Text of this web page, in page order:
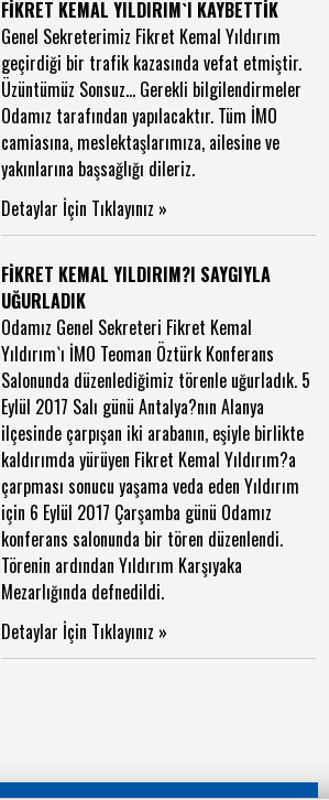
FİKRET KEMAL YILDIRIM`I KAYBETTİK
Genel Sekreterimiz Fikret Kemal Yıldırım
geçirdiği bir trafik kazasında vefat etmiştir.
Üzüntümüz Sonsuz... Gerekli bilgilendirmeler
Odamız tarafından yapılacaktır. Tüm İMO
camiasına, meslektaşlarımıza, ailesine ve
yakınlarına başsağlığı dileriz.
Detaylar İçin Tıklayınız »
FİKRET KEMAL YILDIRIM?I SAYGIYLA
UĞURLADIK
Odamız Genel Sekreteri Fikret Kemal
Yıldırım`ı İMO Teoman Öztürk Konferans
Salonunda düzenlediğimiz törenle uğurladık. 5
Eylül 2017 Salı günü Antalya?nın Alanya
ilçesinde çarpışan iki arabanın, eşiyle birlikte
kaldırımda yürüyen Fikret Kemal Yıldırım?a
çarpması sonucu yaşama veda eden Yıldırım
için 6 Eylül 2017 Çarşamba günü Odamız
konferans salonunda bir tören düzenlendi.
Törenin ardından Yıldırım Karşıyaka
Mezarlığında defnedildi.
Detaylar İçin Tıklayınız »